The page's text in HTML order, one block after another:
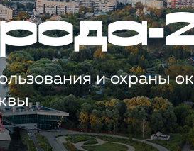
и охраны